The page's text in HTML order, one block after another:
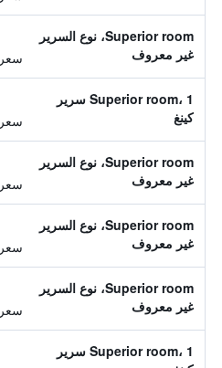
Superior room، نوع السرير
غير معروف
سعر
Superior room، 1 سرير
كينغ
سعر
Superior room، نوع السرير
غير معروف
سعر
Superior room، نوع السرير
غير معروف
سعر
Superior room، نوع السرير
غير معروف
سعر
Superior room، 1 سرير